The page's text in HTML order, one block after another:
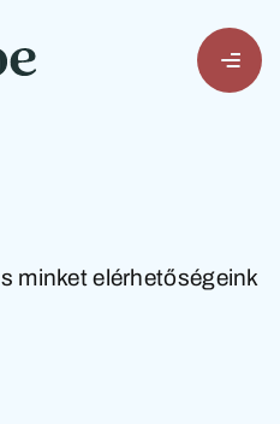
minket elérhetőségeink